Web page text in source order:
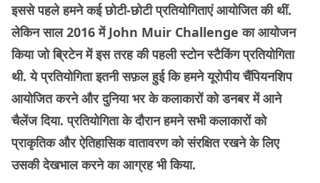
इससे पहले हमने कई छोटी-छोटी प्रतियोगिताएं आयोजित की थीं.
लेकिन साल 2016 में John Muir Challenge का आयोजन
किया जो ब्रिटेन में इस तरह की पहली स्टोन स्टैकिंग प्रतियोगिता
थी. ये प्रतियोगिता इतनी सफ़ल हुई कि हमने यूरोपीय चैंपियनशिप
आयोजित करने और दुनिया भर के कलाकारों को डनबर में आने
चैलेंज दिया. प्रतियोगिता के दौरान हमने सभी कलाकारों को
प्राकृतिक और ऐतिहासिक वातावरण को संरक्षित रखने के लिए
उसकी देखभाल करने का आग्रह भी किया.